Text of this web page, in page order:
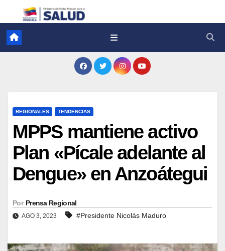
REGIONALES TENDENCIAS
MPPS mantiene activo
Plan «Pícale adelante al
Dengue» en Anzoátegui
Por Prensa Regional
AGO 3, 2023 #Presidente Nicolás Maduro